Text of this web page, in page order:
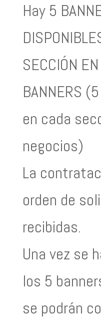
Hay 5
SECCIÓN
BANNERS
en cada
negocios)
La
orden de
recibidas.
Una vez se
los 5
se podrán